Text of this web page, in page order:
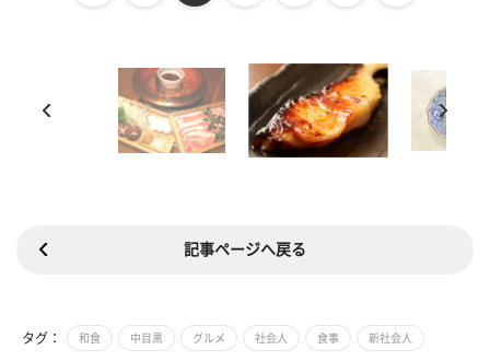
記事ページへ戻る
タグ： 和食 中目黒 グルメ 社会人 食事 新社会人